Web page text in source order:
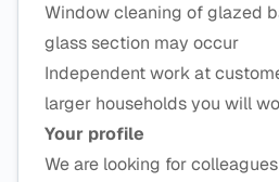
Window cleaning of glazed
glass section may occur
Independent work at
larger households you will
Your profile
We are looking for